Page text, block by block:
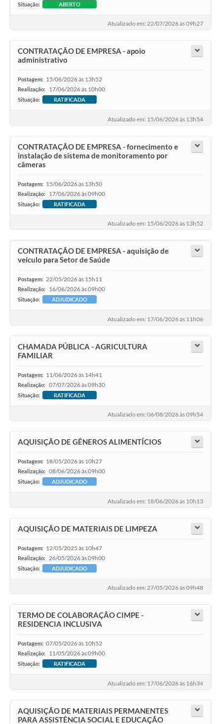
Situação: ABERTO
Atualizado em: 22/07/2026 às 09h27
CONTRATAÇÃO DE EMPRESA - apoio
administrativo
Postagem: 15/06/2026 às 13h52
Realização: 17/06/2026 às 10h00
Situação: RATIFICADA
Atualizado em: 15/06/2026 às 13h54
CONTRATAÇÃO DE EMPRESA - fornecimento e
instalação de sistema de monitoramento por
câmeras
Postagem: 15/06/2026 às 13h50
Realização: 17/06/2026 às 09h00
Situação: RATIFICADA
Atualizado em: 15/06/2026 às 13h52
CONTRATAÇÃO DE EMPRESA - aquisição de
veículo para Setor de Saúde
Postagem: 22/05/2026 às 15h11
Realização: 16/06/2026 às 09h00
Situação: ADJUDICADO
Atualizado em: 17/06/2026 às 11h06
CHAMADA PÚBLICA - AGRICULTURA
FAMILIAR
Postagem: 11/06/2026 às 14h41
Realização: 07/07/2026 às 09h30
Situação: RATIFICADA
Atualizado em: 06/08/2026 às 09h54
AQUISIÇÃO DE GÊNEROS ALIMENTÍCIOS
Postagem: 18/05/2026 às 10h27
Realização: 08/06/2026 às 09h00
Situação: ADJUDICADO
Atualizado em: 18/06/2026 às 10h13
AQUISIÇÃO DE MATERIAIS DE LIMPEZA
Postagem: 12/05/2025 às 10h47
Realização: 26/05/2026 às 09h00
Situação: ADJUDICADO
Atualizado em: 27/05/2026 às 09h48
TERMO DE COLABORAÇÃO CIMPE -
RESIDENCIA INCLUSIVA
Postagem: 07/05/2026 às 10h52
Realização: 11/05/2026 às 09h00
Situação: RATIFICADA
Atualizado em: 17/06/2026 às 16h34
AQUISIÇÃO DE MATERIAIS PERMANENTES
PARA ASSISTÊNCIA SOCIAL E EDUCAÇÃO